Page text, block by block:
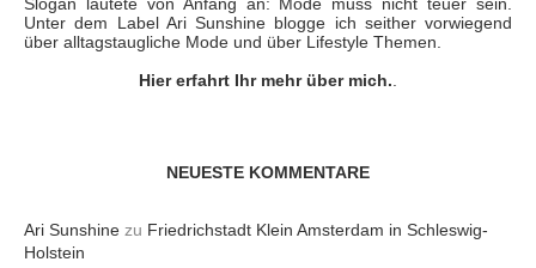
Unter dem Label Ari Sunshine blogge ich seither vorwiegend
über alltagstaugliche Mode und über Lifestyle Themen.
Hier erfahrt Ihr mehr über mich.
NEUESTE KOMMENTARE
Ari Sunshine zu Friedrichstadt Klein Amsterdam in Schleswig-
Holstein